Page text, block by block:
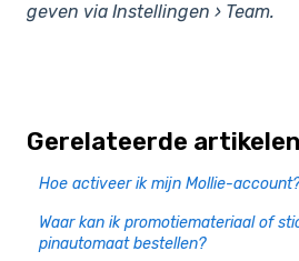
geven via Instellingen › Team.
Gerelateerde artikelen
Hoe activeer ik mijn Mollie-
Waar kan ik promotiemateriaal of
pinautomaat bestellen?